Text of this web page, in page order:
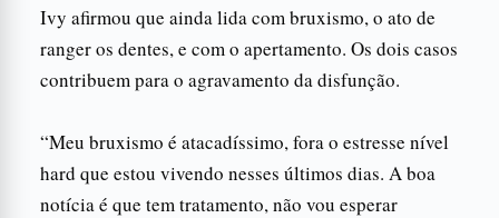
Ivy afirmou que ainda lida com bruxismo, o ato de
ranger os dentes, e com o apertamento. Os dois casos
contribuem para o agravamento da disfunção.
“Meu bruxismo é atacadíssimo, fora o estresse nível
hard que estou vivendo nesses últimos dias. A boa
notícia é que tem tratamento, não vou esperar